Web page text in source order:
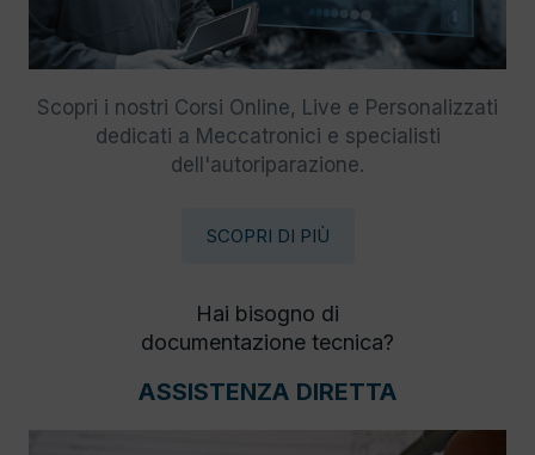
Scopri i nostri Corsi Online, Live e Personalizzati
dedicati a Meccatronici e specialisti
dell'autoriparazione.
SCOPRI DI PIÙ
Hai bisogno di
documentazione tecnica?
ASSISTENZA DIRETTA